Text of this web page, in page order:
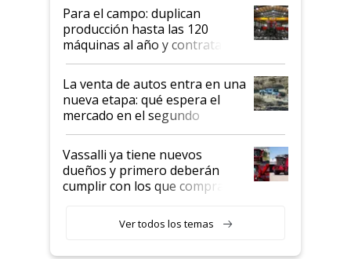
Para el campo: duplican
producción hasta las 120
máquinas al año y contratan
especialistas de la industria
automotriz para lograrlo
La venta de autos entra en una
nueva etapa: qué espera el
mercado en el segundo
semestre
Vassalli ya tiene nuevos
dueños y primero deberán
cumplir con los que compraron
recibieron: quién está detrás
del rescate de la empresa
Ver todos los temas